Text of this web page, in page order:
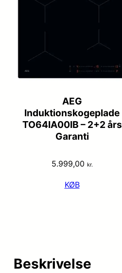
AEG
Induktionskogeplade
TO64IA00IB – 2+2 års
Garanti
5.999,00 kr.
KØB
Beskrivelse